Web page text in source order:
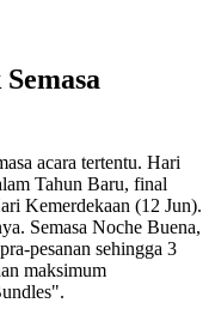
acara tertentu. Hari
Tahun Baru, final
Kemerdekaan (12 Jun).
Semasa Noche Buena,
pesanan sehingga 3
maksimum